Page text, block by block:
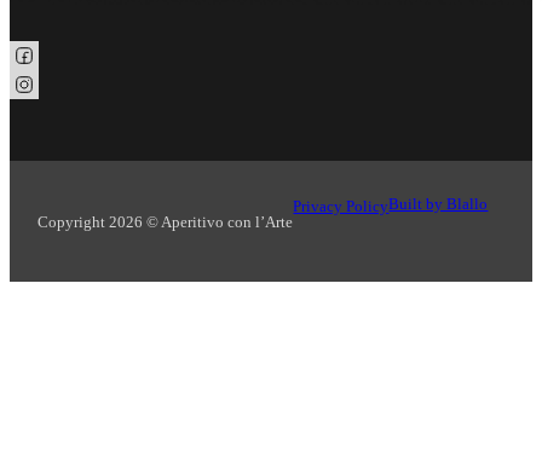
Seguici su Facebook
Seguici su Instagram
Copyright 2026 © Aperitivo con l’Arte
Privacy PolicyBuilt by Blallo